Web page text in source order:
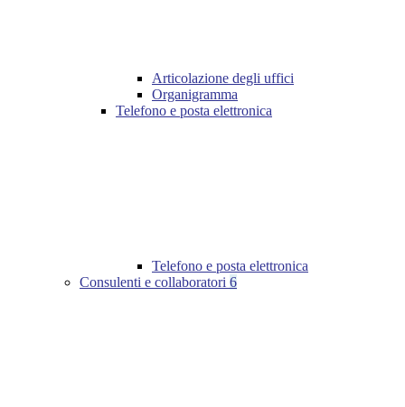
Articolazione degli uffici
Organigramma
Telefono e posta elettronica
Telefono e posta elettronica
Consulenti e collaboratori 6